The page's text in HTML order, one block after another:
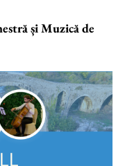
și Muzică de